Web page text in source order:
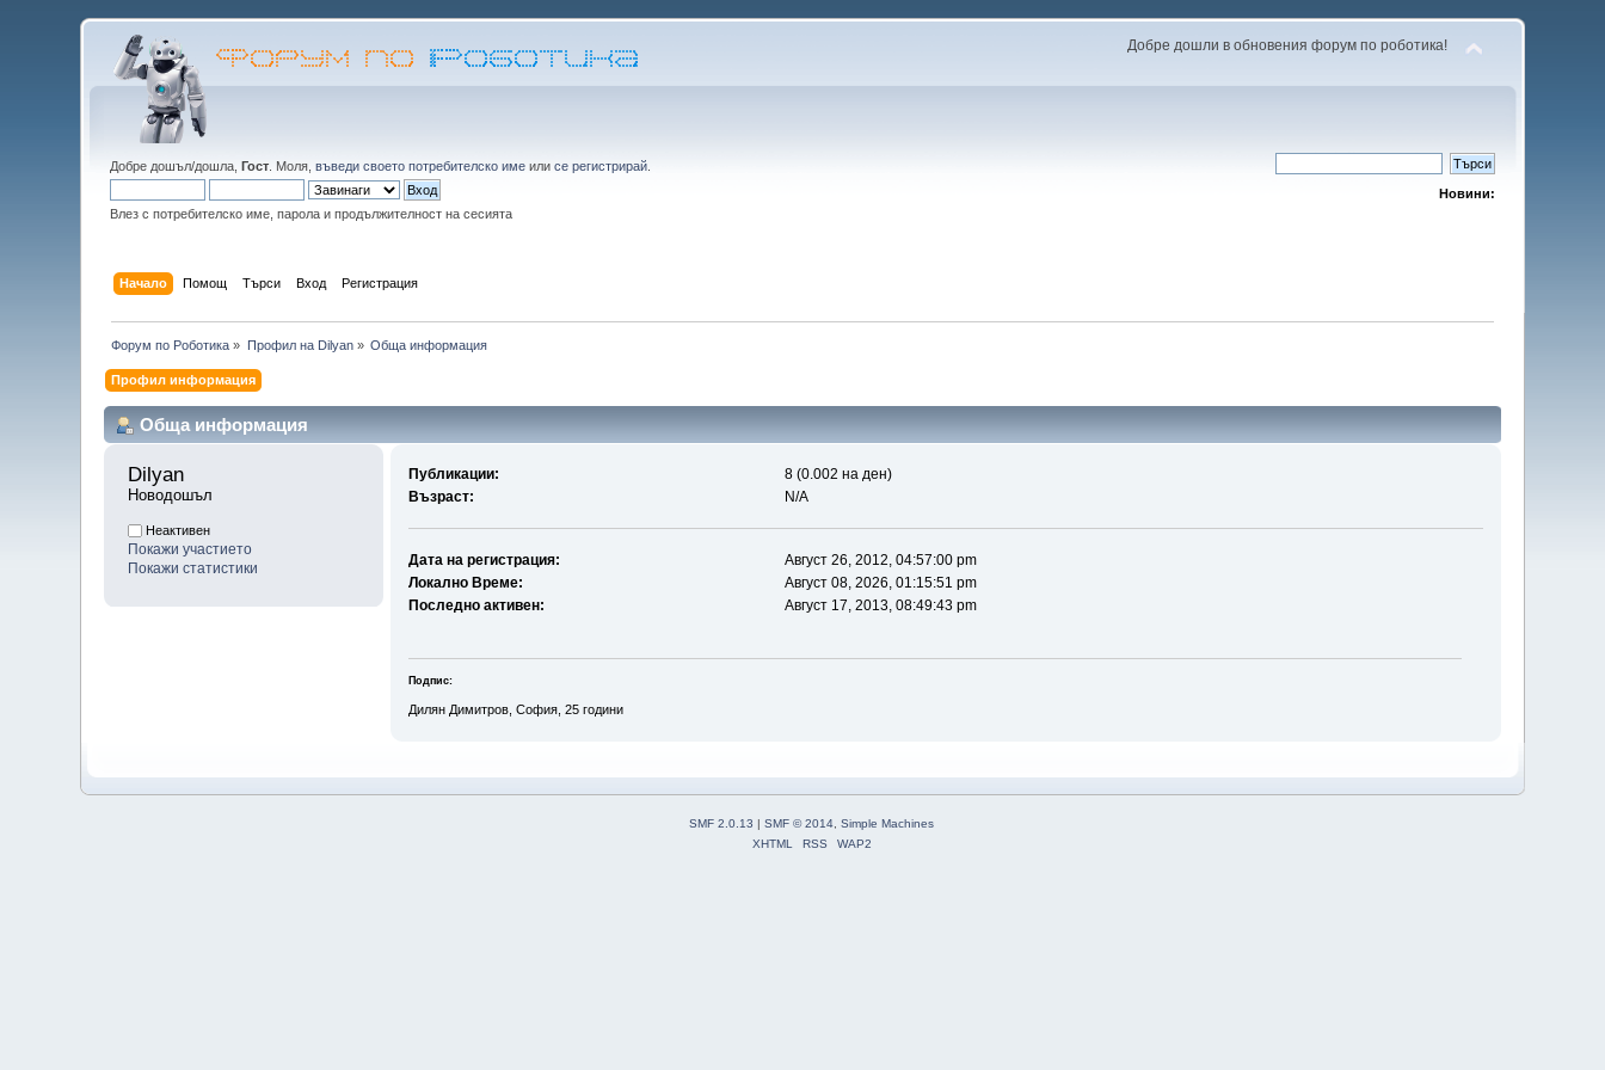
Добре дошли в обновения форум по роботика!
Добре дошъл/дошла,Гост . Моля,въведи своето потребителско име илисе регистрирай
Влез с потребителско име, парола и продължителност на сесията
Новини:
Начало Помощ Търси Вход Регистрация
Форум по Роботика » Профил на Dilyan» Обща информация
Профил информация
Обща информация
Dilyan
Новодошъл
Неактивен
Покажи участието
Покажи статистики
Публикации:
8 (0.002 на ден)
Възраст:
N/A
Дата на регистрация:
Август 26, 2012, 04:57:00 pm
Локално Време:
Август 08, 2026, 01:15:51 pm
Последно активен:
Август 17, 2013, 08:49:43 pm
Подпис:
Дилян Димитров, София, 25 години
SMF 2.0.13 | SMF © 2014 Simple Machines
XHTML
RSS WAP2